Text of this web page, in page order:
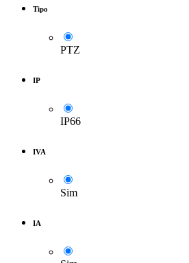
Tipo
PTZ
IP
IP66
IVA
Sim
IA